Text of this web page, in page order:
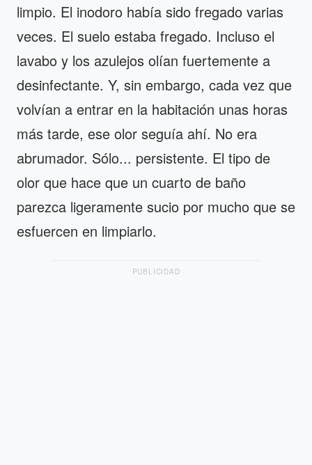
limpio. El inodoro había sido fregado varias
veces. El suelo estaba fregado. Incluso el
lavabo y los azulejos olían fuertemente a
desinfectante. Y, sin embargo, cada vez que
volvían a entrar en la habitación unas horas
más tarde, ese olor seguía ahí. No era
abrumador. Sólo... persistente. El tipo de
olor que hace que un cuarto de baño
parezca ligeramente sucio por mucho que se
esfuercen en limpiarlo.
PUBLICIDAD